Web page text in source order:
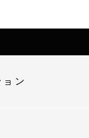
ン